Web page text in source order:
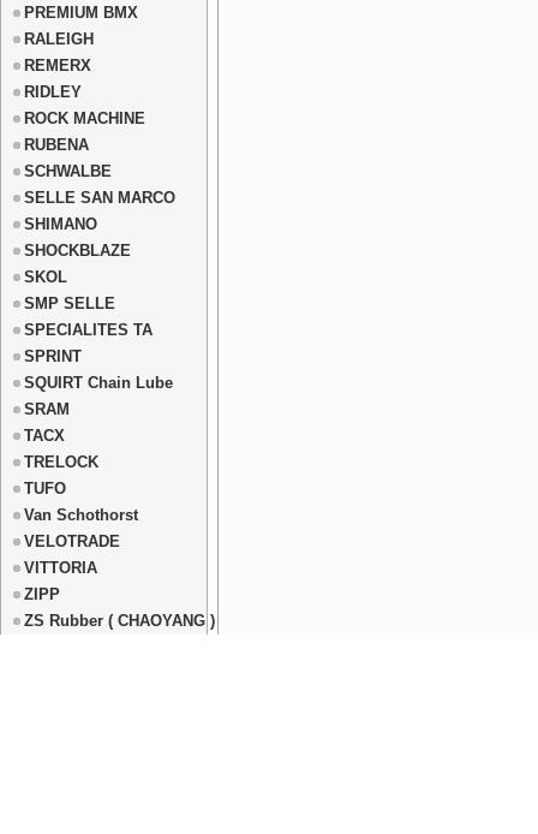
PREMIUM BMX
RALEIGH
REMERX
RIDLEY
ROCK MACHINE
RUBENA
SCHWALBE
SELLE SAN MARCO
SHIMANO
SHOCKBLAZE
SKOL
SMP SELLE
SPECIALITES TA
SPRINT
SQUIRT Chain Lube
SRAM
TACX
TRELOCK
TUFO
Van Schothorst
VELOTRADE
VITTORIA
ZIPP
ZS Rubber ( CHAOYANG )